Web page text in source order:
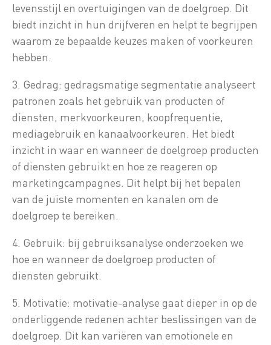
levensstijl en overtuigingen van de doelgroep. Dit
biedt inzicht in hun drijfveren en helpt te begrijpen
waarom ze bepaalde keuzes maken of voorkeuren
hebben.
3. Gedrag: gedragsmatige segmentatie analyseert
patronen zoals het gebruik van producten of
diensten, merkvoorkeuren, koopfrequentie,
mediagebruik en kanaalvoorkeuren. Het biedt
inzicht in waar en wanneer de doelgroep producten
of diensten gebruikt en hoe ze reageren op
marketingcampagnes. Dit helpt bij het bepalen
van de juiste momenten en kanalen om de
doelgroep te bereiken.
4. Gebruik: bij gebruiksanalyse onderzoeken we
hoe en wanneer de doelgroep producten of
diensten gebruikt.
5. Motivatie: motivatie-analyse gaat dieper in op de
onderliggende redenen achter beslissingen van de
doelgroep. Dit kan variëren van emotionele en